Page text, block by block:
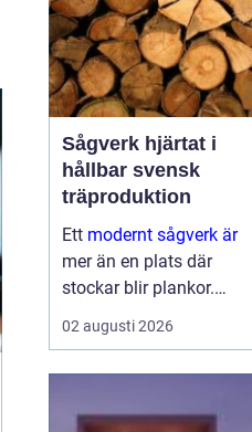
Sågverk hjärtat i
hållbar svensk
träproduktion
Ett modernt sågverk är
mer än en plats där
stockar blir plankor.
Sågverket fungerar som
en länk mellan skogen
trädgårdsprojekt till
02 augusti 2026